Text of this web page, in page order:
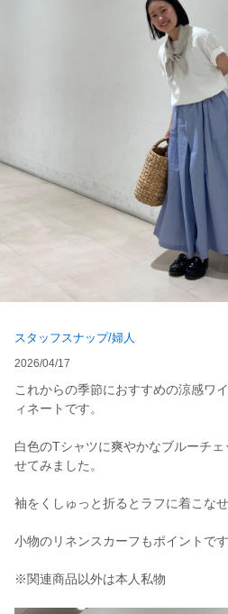
スタッフスナップ/婦人
2026/04/17
これからの季節におすすめの涼感ワ
ィネートです。
白色のTシャツに爽やかなブルーチ
せてみました。
袖をくしゅっと折るとラフに着こなせ
小物のリネンスカーフもポイントです
※関連商品以外は本人私物